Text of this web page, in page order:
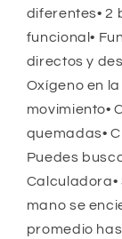
diferentes• 2
funcional•
directos y
Oxígeno en
movimiento•
quemadas•
Puedes
Calculadora•
mano se
promedio